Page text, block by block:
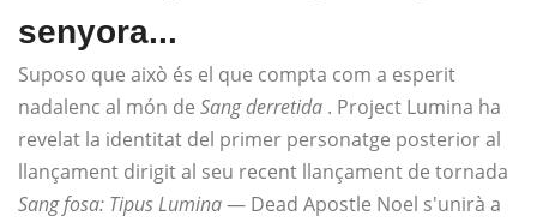
senyora...
Suposo que això és el que compta com a esperit
nadalenc al món de Sang derretida . Project Lumina ha
revelat la identitat del primer personatge posterior al
llançament dirigit al seu recent llançament de tornada
Sang fosa: Tipus Lumina— Dead Apostle Noel s'unirà a